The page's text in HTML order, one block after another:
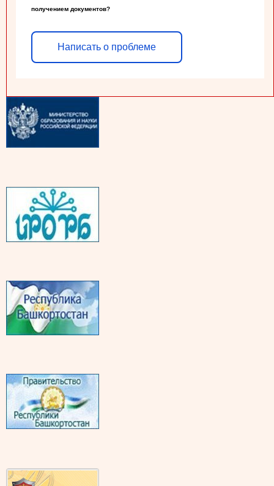
получением документов?
Написать о проблеме